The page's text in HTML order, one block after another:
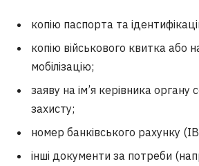
копію паспорта та
копію військового квитка або
мобілізацію;
заяву на ім’я керівника органу
захисту;
номер банківського рахунку
інші документи за потреби